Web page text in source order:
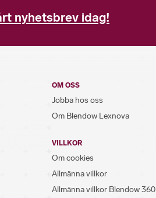
nyhetsbrev idag!
OM OSS
Jobba hos oss
Om Blendow Lexnova
VILLKOR
Om cookies
Allmänna villkor
Allmänna villkor Blendow 360